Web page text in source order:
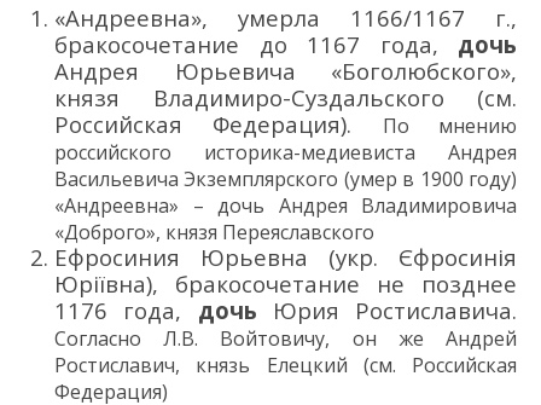
«Андреевна», умерла 1166/1167 г.,
бракосочетание до 1167 года, дочь
Андрея Юрьевича «Боголюбского»,
князя Владимиро-Суздальского (см.
Российская Федерация).
По мнению
российского историка-медиевиста Андрея
ВасильевичаЭкземплярского (умер в 1900 году)
«Андреевна» – дочь Андрея Владимировича
«Доброго», князя Переяславского
Ефросиния Юрьевна (укр. Єфросинія
Юріївна), бракосочетание не позднее
1176 года, дочь Юрия Ростиславича.
СогласноЛ.В. Войтовичу, он же Андрей
Ростиславич, князь Елецкий (см. Российская
Федерация)